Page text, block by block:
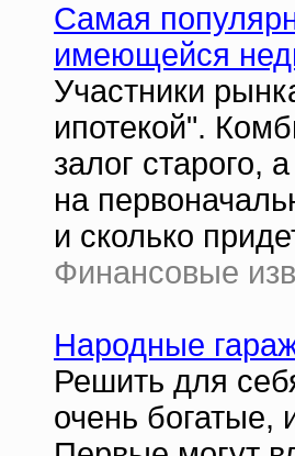
Самая
имеющейся
Участники
ипотекой".
залог старого,
на
и сколько
Финансовые
Народные
Решить для
очень богатые,